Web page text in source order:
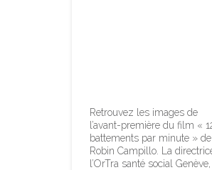
Retrouvez les images de
l’avant-première du film «
battements par minute » de
Robin Campillo. La
l’OrTra santé social Genève,